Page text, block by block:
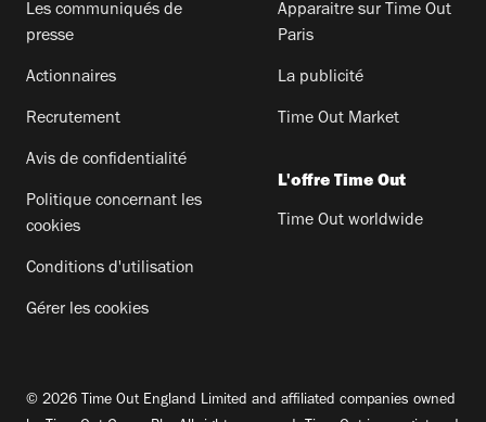
Les communiqués de
presse
Actionnaires
Recrutement
Avis de confidentialité
Politique concernant les
cookies
Conditions d'utilisation
Gérer les cookies
Apparaitre sur Time Out
Paris
La publicité
Time Out Market
L'offre Time Out
Time Out worldwide
© 2026 Time Out England Limited and affiliated companies owned